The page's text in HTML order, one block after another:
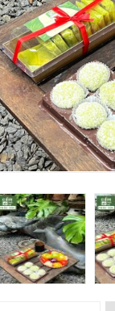
Trà Bạch
000₫
Trà Thành
000₫
xu xê (Phúc Đức)
₫